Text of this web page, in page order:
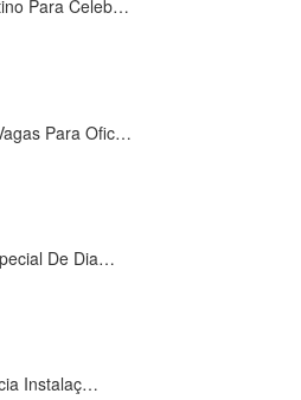
Para Celeb…
Para Ofic…
De Dia…
Instalaç…